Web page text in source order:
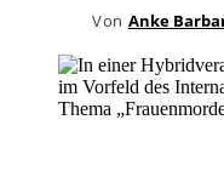
Von Anke